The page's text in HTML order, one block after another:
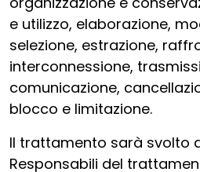
e utilizzo, elaborazione,
selezione, estrazione,
interconnessione,
comunicazione,
blocco e limitazione.
Il trattamento sarà svolto
Responsabili del